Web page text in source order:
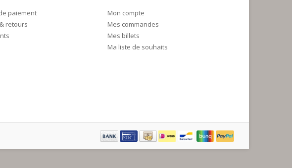
paiement
retours
Mon compte
Mes commandes
Mes billets
Ma liste de souhaits